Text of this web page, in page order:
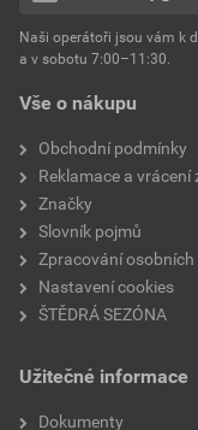
Environmentální
Stáhnout
Velikost
hmotnost
typ výrobku
faktor difuzního
Vše o nákupu
Obchodní podmínky
Reklamace a vrácení
Značky
Slovník pojmů
Zpracování osobních
Nastavení cookies
ŠTĚDRÁ SEZÓNA
Užitečné informace
Dokumenty
Naši operátoři jsou vám k
a v sobotu 7:00–11:30.